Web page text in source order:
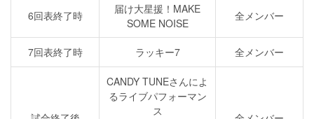
6回表終了時
届け大星援！MAKE
SOME NOISE
全メンバー
7回表終了時 ラッキー7 全メンバー
CANDY TUNEさんによ
るライブパフォーマン
ス